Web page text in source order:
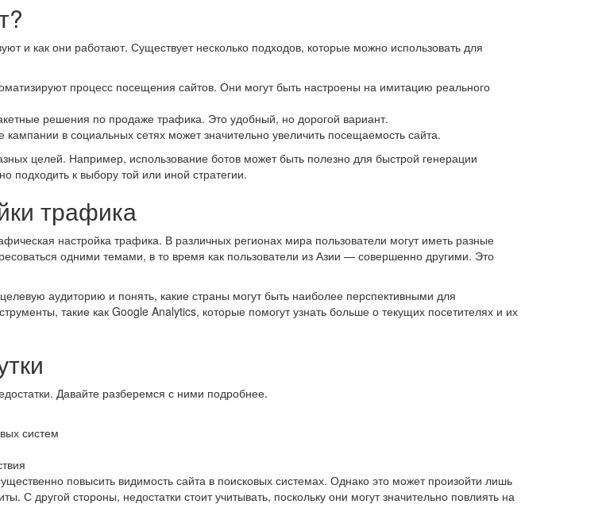
и как они работают. Существует несколько подходов, которые можно использовать для
процесс посещения сайтов. Они могут быть настроены на имитацию реального
решения по продаже трафика. Это удобный, но дорогой вариант.
в социальных сетях может значительно увеличить посещаемость сайта.
целей. Например, использование ботов может быть полезно для быстрой генерации
подходить к выбору той или иной стратегии.
трафика
настройка трафика. В различных регионах мира пользователи могут иметь разные
одними темами, в то время как пользователи из Азии — совершенно другими. Это
аудиторию и понять, какие страны могут быть наиболее перспективными для
такие как Google Analytics, которые помогут узнать больше о текущих посетителях и их
Давайте разберемся с ними подробнее.
систем
повысить видимость сайта в поисковых системах. Однако это может произойти лишь
С другой стороны, недостатки стоит учитывать, поскольку они могут значительно повлиять на